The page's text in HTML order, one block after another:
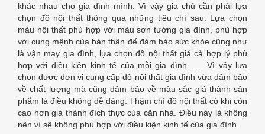
khác nhau cho gia đình mình. Vì vậy gia chủ cần phải lựa
chọn đồ nội thất thông qua những tiêu chí sau: Lựa chọn
màu nội thất phù hợp với màu sơn tường gia đình, phù hợp
với cung mệnh của bản thân để đảm bảo sức khỏe cũng như
là vận may gia đình, lựa chọn đồ nội thất giá cả hợp lý phù
hợp với điều kiện kinh tế của mỗi gia đình…… Vì vậy lựa
chọn được đơn vị cung cấp đồ nội thất gia đình vừa đảm bảo
về chất lượng mà cũng đảm bảo về màu sắc giá thành sản
phẩm là điều không dễ dàng. Thậm chí đồ nội thất có khi còn
cao hơn giá thành đích thực của căn nhà. Điều này là không
nên vì sẽ không phù hợp với điều kiện kinh tế của gia đình.